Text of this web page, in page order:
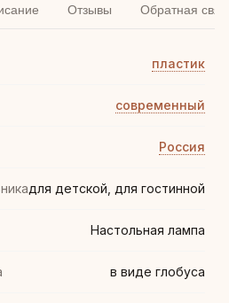
Отзывы Обратная
пластик
современный
Россия
для детской, для гостинной
Настольная лампа
в виде глобуса